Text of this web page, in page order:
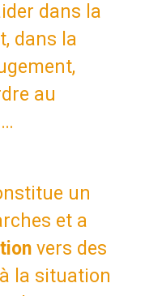
dans la
dans la
au
un
et a
vers des
la situation